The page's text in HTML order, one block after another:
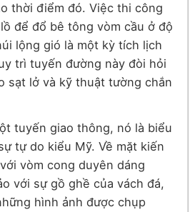
thời điểm đó. Việc thi công
để đổ bê tông vòm cầu ở độ
lộng gió là một kỳ tích lịch
trì tuyến đường này đòi hỏi
sạt lở và kỹ thuật tường chắn
tuyến giao thông, nó là biểu
tự do kiểu Mỹ. Về mặt kiến
vòm cong duyên dáng
với sự gồ ghề của vách đá,
hình ảnh được chụp